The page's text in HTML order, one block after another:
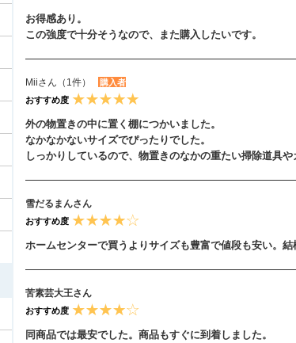
お得感あり。
この強度で十分そうなので、また購入したいです。
Miiさん（1件） 購入者
おすすめ度
外の物置きの中に置く棚につかいました。
なかなかないサイズでぴったりでした。
しっかりしているので、物置きのなかの重たい掃除道具
雪だるまんさん
おすすめ度
ホームセンターで買うよりサイズも豊富で値段も安い。
苦素芸大王さん
おすすめ度
同商品では最安でした。商品もすぐに到着しました。